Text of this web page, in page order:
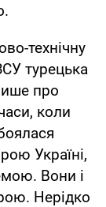
технічну
турецька
про
коли
Україні,
Вони і
Нерідко